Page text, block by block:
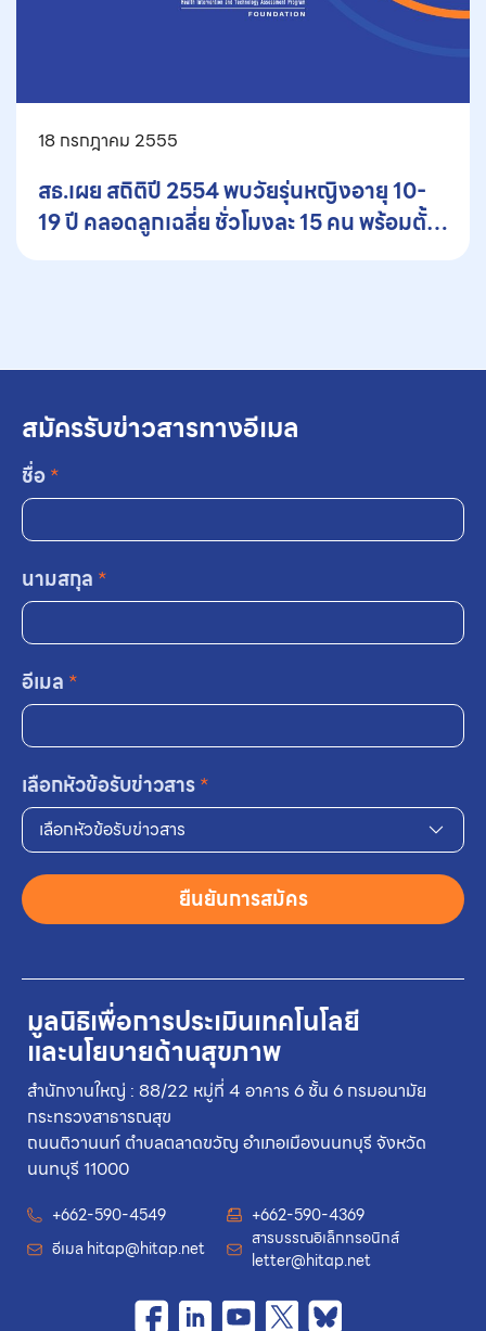
18 กรกฎาคม 2555
สธ.เผย สถิติปี 2554 พบวัยรุ่นหญิงอายุ 10-
19 ปี คลอดลูกเฉลี่ย ชั่วโมงละ 15 คน พร้อมตั้ง
มูลนิธิเพื่อการประเมินเทคโนโลยี
และนโยบายด้านสุขภาพ
สำนักงานใหญ่ : 88/22 หมู่ที่ 4 อาคาร 6 ชั้น 6 กรมอนามัย
กระทรวงสาธารณสุข
ถนนติวานนท์ ตำบลตลาดขวัญ อำเภอเมืองนนทบุรี จังหวัด
นนทบุรี 11000
+662-590-4549
+662-590-4369
อีเมล hitap@hitap.net
สารบรรณอิเล็กทรอนิกส์
letter@hitap.net
สมัครรับข่าวสารทางอีเมล
ชื่อ*
นามสกุล *
อีเมล *
เลือกหัวข้อรับข่าวสาร*
เลือกหัวข้อรับข่าวสาร
ยืนยันการสมัคร